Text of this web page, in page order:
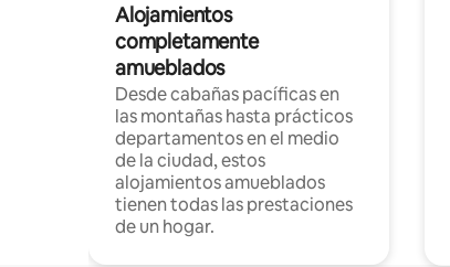
Alojamientos
completamente
amueblados
Desde cabañas pacíficas en
las montañas hasta prácticos
departamentos en el medio
de la ciudad, estos
alojamientos amueblados
tienen todas las prestaciones
de un hogar.